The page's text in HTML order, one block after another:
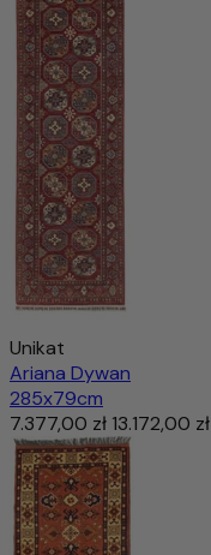
Unikat
Ariana Dywan
285x79cm
7.377,00 zł 13.172,00 zł